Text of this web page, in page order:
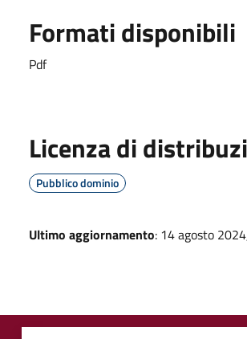
Formati disponibili
Pdf
Licenza di
Pubblico dominio
Ultimo aggiornamento: 14 agosto